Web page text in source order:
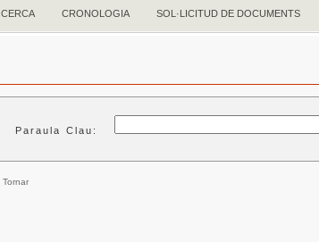
CERCA CRONOLOGIA SOL·LICITUD DE DOCUMENTS
Paraula Clau:
Tornar